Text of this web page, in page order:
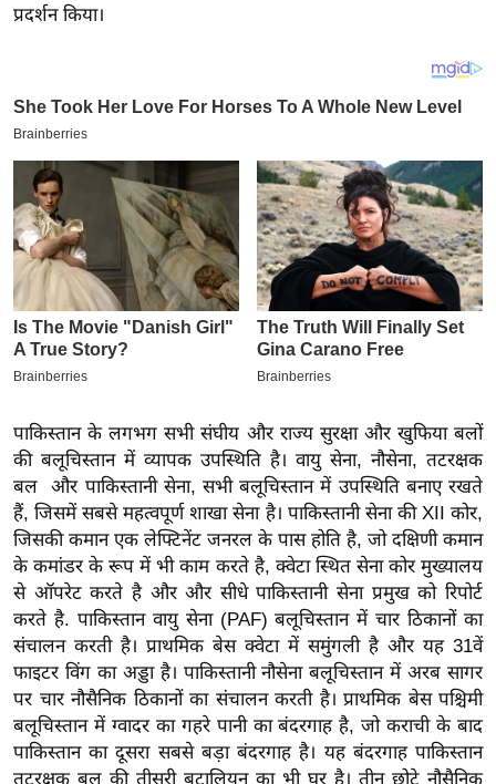
P
0
2
6
क्रा
इ
म
-
पे
प
मि
सा
ल
बे
मि
सा
ल
श
ख्सि
य
त
प्रदर्शन किया।
पाकिस्तान के लगभग सभी संघीय और राज्य सुरक्षा और खुफिया बलों
की बलूचिस्तान में व्यापक उपस्थिति है। वायु सेना, नौसेना, तटरक्षक
बल और पाकिस्तानी सेना, सभी बलूचिस्तान में उपस्थिति बनाए रखते
हैं, जिसमें सबसे महत्वपूर्ण शाखा सेना है। पाकिस्तानी सेना की XII कोर,
जिसकी कमान एक लेफ्टिनेंट जनरल के पास होति है, जो दक्षिणी कमान
के कमांडर के रूप में भी काम करते है, क्वेटा स्थित सेना कोर मुख्यालय
से ऑपरेट करते है और और सीधे पाकिस्तानी सेना प्रमुख को रिपोर्ट
करते है. पाकिस्तान वायु सेना (PAF) बलूचिस्तान में चार ठिकानों का
संचालन करती है। प्राथमिक बेस क्वेटा में समुंगली है और यह 31वें
फाइटर विंग का अड्डा है। पाकिस्तानी नौसेना बलूचिस्तान में अरब सागर
पर चार नौसैनिक ठिकानों का संचालन करती है। प्राथमिक बेस पश्चिमी
बलूचिस्तान में ग्वादर का गहरे पानी का बंदरगाह है, जो कराची के बाद
पाकिस्तान का दूसरा सबसे बड़ा बंदरगाह है। यह बंदरगाह पाकिस्तान
तटरक्षक बल की तीसरी बटालियन का भी घर है। तीन छोटे नौसैनिक